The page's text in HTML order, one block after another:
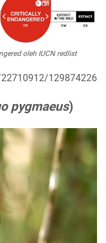
oleh IUCN redlist
129874226
pygmaeus)